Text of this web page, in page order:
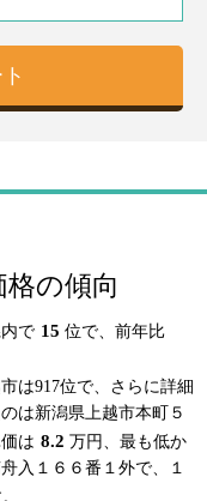
格の傾向
で 15 位で、前年比
は917位で、さらに詳細
は新潟県上越市本町５
は 8.2 万円、最も低か
入１６６番１外で、１